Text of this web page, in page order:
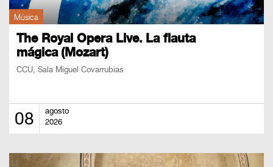
Música
The Royal Opera Live. La flauta
mágica (Mozart)
CCU, Sala Miguel Covarrubias
08
agosto
2026